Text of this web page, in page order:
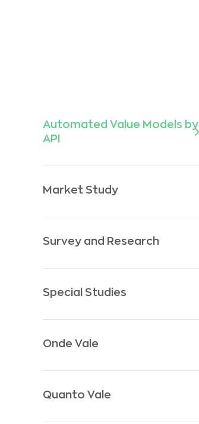
Automated Value Models by
API
Market Study
Survey and Research
Special Studies
Onde Vale
Quanto Vale